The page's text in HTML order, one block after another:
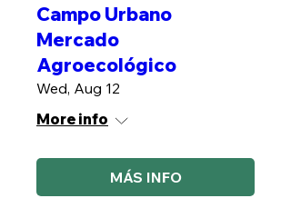
Campo Urbano
Mercado
Agroecológico
Wed, Aug 12
More info
MÁS INFO